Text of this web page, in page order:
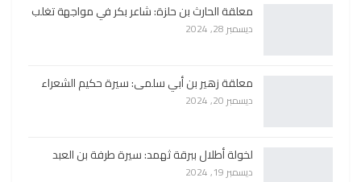
معلقة الحارث بن حلزة: شاعر بكر في مواجهة تغلب
ديسمبر 28, 2024
معلقة زهير بن أبي سلمى: سيرة حكيم الشعراء
ديسمبر 20, 2024
لخولة أطلال ببرقة ثهمد: سيرة طرفة بن العبد
ديسمبر 19, 2024